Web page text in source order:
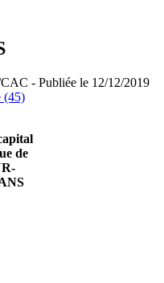
- Publiée le 12/12/2019
(45)
de